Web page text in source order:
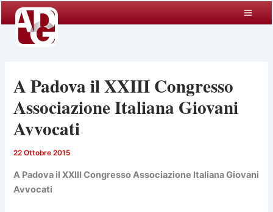
contenuto
A Padova il XXIII Congresso
Associazione Italiana Giovani
Avvocati
22 Ottobre 2015
A Padova il XXIII Congresso Associazione Italiana Giovani
Avvocati